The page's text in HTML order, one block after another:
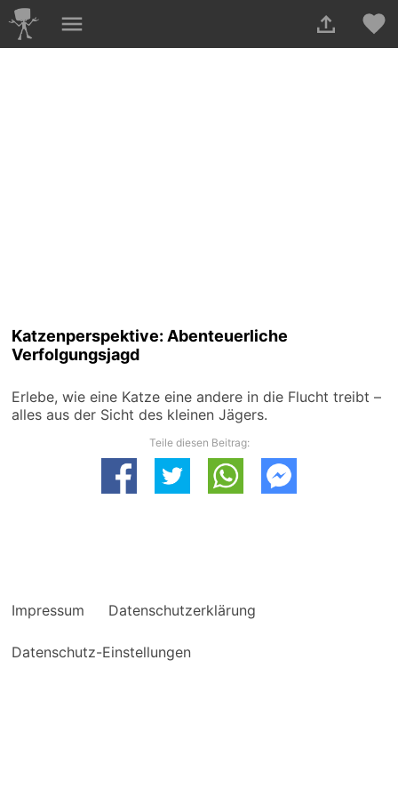
Katzenperspektive: Abenteuerliche
Verfolgungsjagd
Erlebe, wie eine Katze eine andere in die Flucht treibt –
alles aus der Sicht des kleinen Jägers.
Teile diesen Beitrag:
Impressum Datenschutzerklärung
Datenschutz-Einstellungen